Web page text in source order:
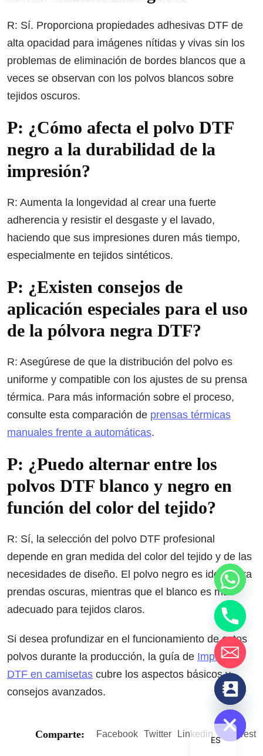
R: Sí. Proporciona propiedades adhesivas DTF de
alta opacidad para imágenes nítidas y vivas sin los
problemas de eliminación de bordes blancos que a
veces se observan con los polvos blancos sobre
tejidos oscuros.
P: ¿Cómo afecta el polvo DTF
negro a la durabilidad de la
impresión?
R: Aumenta la longevidad al crear una fuerte
adherencia y resistir el desgaste y el lavado,
haciendo que sus impresiones duren más tiempo,
especialmente en tejidos sintéticos.
P: ¿Existen consejos de
aplicación especiales para el uso
de la pólvora negra DTF?
R: Asegúrese de que la distribución del polvo es
uniforme y compatible con los ajustes de su prensa
térmica. Para más información sobre el proceso,
consulte esta comparación de prensas térmicas
manuales frente a automáticas.
P: ¿Puedo alternar entre los
polvos DTF blanco y negro en
función del color del tejido?
R: Sí, la selección del polvo DTF profesional
depende en gran medida del color del tejido y de las
necesidades de diseño. El polvo negro es ideal para
prendas oscuras, mientras que el blanco es más
adecuado para tejidos claros.
Si desea profundizar en el funcionamiento de estos
polvos durante la producción, la guía de Impresión
DTF en camisetas cubre los aspectos básicos y
consejos avanzados.
Comparte: Facebook Twitter Linkedin Pinterest
ES
Hide
chaty